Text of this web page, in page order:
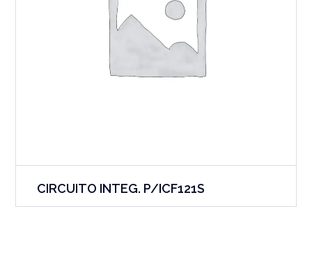
CIRCUITO INTEG. P/ICF121S